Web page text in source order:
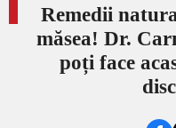
Remedii
măsea! Dr.
poți face